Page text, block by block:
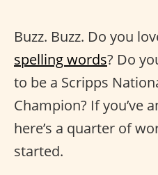
Buzz. Buzz. Do you
spelling words? Do
to be a Scripps
Champion? If you’ve
here’s a quarter of
started.